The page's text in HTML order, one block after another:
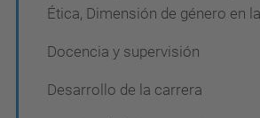
Ética, Dimensión de género en
Docencia y supervisión
Desarrollo de la carrera